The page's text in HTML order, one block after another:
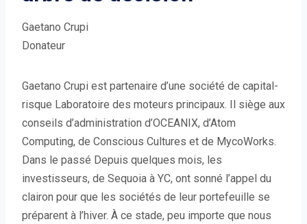
Gaetano Crupi
Donateur
Gaetano Crupi est partenaire d’une société de capital-
risque Laboratoire des moteurs principaux. Il siège aux
conseils d’administration d’OCEANIX, d’Atom
Computing, de Conscious Cultures et de MycoWorks.
Dans le passé Depuis quelques mois, les
investisseurs, de Sequoia à YC, ont sonné l’appel du
clairon pour que les sociétés de leur portefeuille se
préparent à l’hiver. À ce stade, peu importe que nous